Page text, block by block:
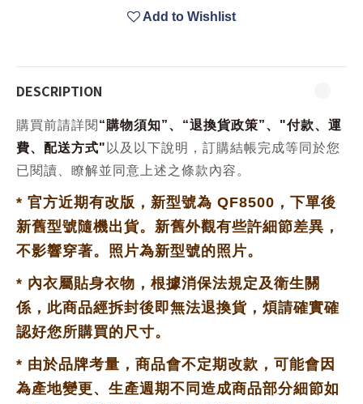
Add to Wishlist
DESCRIPTION
購買前請詳閱 “購物須知”、“退換貨政策”、 "付款、運
費、配送方式" 以及以下說明，訂購結帳完成等同於您
已閱讀、瞭解並同意上述之條款內容。
* 官方近期有改版，新型號為 QF8500，下單後
新舊型號隨機出貨。新舊外觀有些許細節差異，
不影響穿著。照片為新型號的照片。
* 內衣屬貼身衣物，根據消保法規定及衛生關
係，此商品經拆封後即無法退換貨， 煩請確實確
認好您所購買的尺寸。
* 由於品牌考量，商品會不定期改款，可能會因
為產地變更、生產週期不同 造成商品部分細節如